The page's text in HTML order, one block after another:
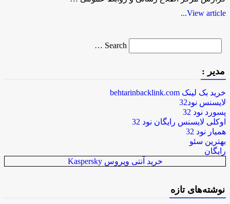
View article...
for
Search …
مدیر :
خرید بک لینک behtarinbacklink.com
لایسنس نود32
پسورد نود 32
اوکلی لایسنس رایگان نود 32
همیار نود 32
بهترین سئو
رایگان
خرید آنتی ویروس Kaspersky
نوشته‌های تازه